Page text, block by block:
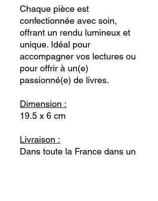
Chaque pièce est
confectionnée avec soin,
offrant un rendu lumineux et
unique. Idéal pour
accompagner vos lectures ou
pour offrir à un(e)
passionné(e) de livres.
Dimension :
19.5 x 6 cm
Livraison :
Dans toute la France dans un